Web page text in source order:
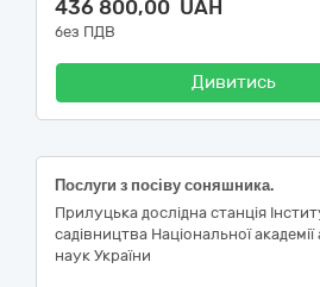
436 800,00 UAH
без ПДВ
Дивитись
Послуги з посіву соняшника.
Прилуцька дослідна станція
садівництва Національної
наук України